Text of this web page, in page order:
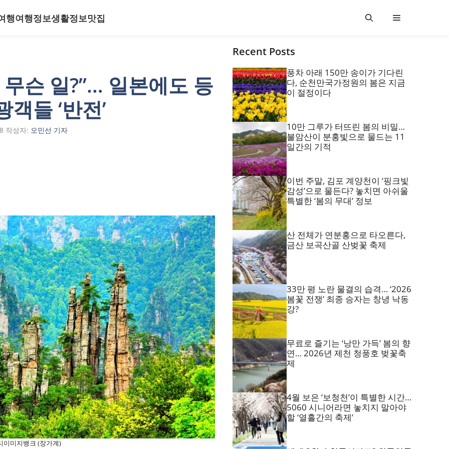
행여행정보생활정보맛집
슨 일?”… 일본에도 등
들 ‘반전’
작성자: 오민선 기자
이미지뱅크 (장가계)
Recent Posts
풍차 아래 150만 송이가 기다린
다, 순천만국가정원의 봄은 지금
이 절정이다
10만 그루가 터뜨린 봄의 비밀…
불암산이 분홍빛으로 물드는 11
일간의 기적
이번 주말, 김포 계양천이 ‘핑크빛
감성’으로 물든다? 놓치면 아쉬울
특별한 ‘봄의 무대’ 정보
산 전체가 연분홍으로 타오른다,
금산 보곡산골 산벚꽃 축제
33만 평 노란 물결의 습격… ‘2026
봄꽃 전쟁’ 최종 승자는 창녕 낙동
강?
무료로 즐기는 ‘낭만 가득’ 봄의 향
연… 2026년 제천 청풍호 벚꽃축
제
4월 보은 ‘보청천’이 특별한 시간…
5060 시니어라면 놓치지 말아야
할 ‘열흘간의 축제’